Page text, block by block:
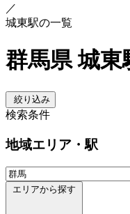
／
城東駅の一覧
群馬県 城東
絞り込み
検索条件
地域エリア・駅
エリアから探す